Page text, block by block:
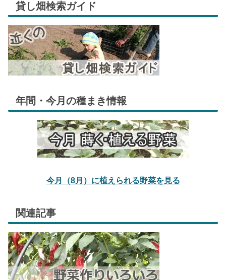
貸し畑検索ガイド
年間・今月の種まき情報
今月（8月）に植えられる野菜を見る
関連記事